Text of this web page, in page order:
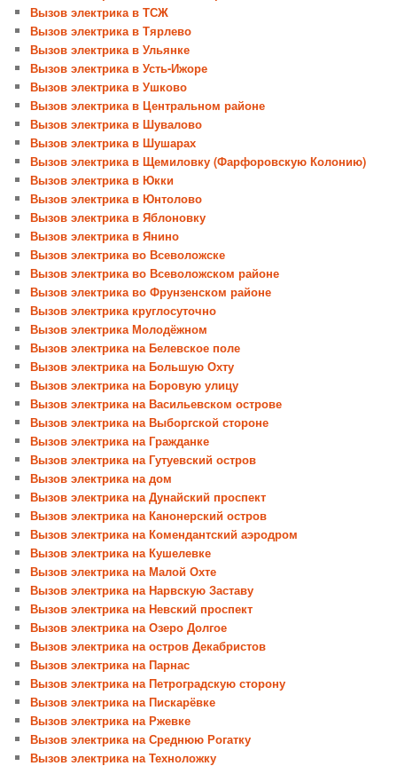
Вызов электрика в ТСЖ
Вызов электрика в Тярлево
Вызов электрика в Ульянке
Вызов электрика в Усть-Ижоре
Вызов электрика в Ушково
Вызов электрика в Центральном районе
Вызов электрика в Шувалово
Вызов электрика в Шушарах
Вызов электрика в Щемиловку (Фарфоровскую Колонию)
Вызов электрика в Юкки
Вызов электрика в Юнтолово
Вызов электрика в Яблоновку
Вызов электрика в Янино
Вызов электрика во Всеволожске
Вызов электрика во Всеволожском районе
Вызов электрика во Фрунзенском районе
Вызов электрика круглосуточно
Вызов электрика Молодёжном
Вызов электрика на Белевское поле
Вызов электрика на Большую Охту
Вызов электрика на Боровую улицу
Вызов электрика на Васильевском острове
Вызов электрика на Выборгской стороне
Вызов электрика на Гражданке
Вызов электрика на Гутуевский остров
Вызов электрика на дом
Вызов электрика на Дунайский проспект
Вызов электрика на Канонерский остров
Вызов электрика на Комендантский аэродром
Вызов электрика на Кушелевке
Вызов электрика на Малой Охте
Вызов электрика на Нарвскую Заставу
Вызов электрика на Невский проспект
Вызов электрика на Озеро Долгое
Вызов электрика на остров Декабристов
Вызов электрика на Парнас
Вызов электрика на Петроградскую сторону
Вызов электрика на Пискарёвке
Вызов электрика на Ржевке
Вызов электрика на Среднюю Рогатку
Вызов электрика на Техноложку